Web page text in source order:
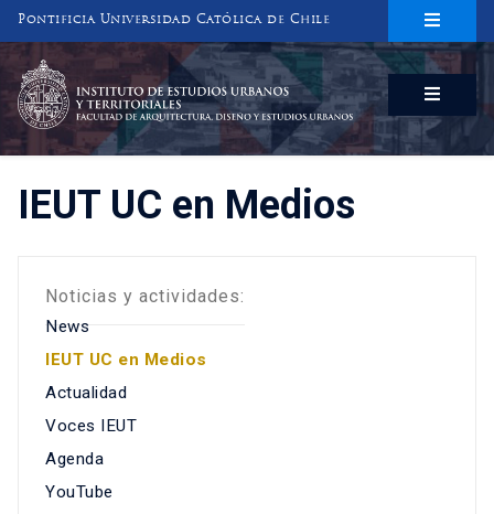
Pontificia Universidad Católica de Chile
INSTITUTO DE ESTUDIOS URBANOS
Y TERRITORIALES
FACULTAD DE ARQUITECTURA, DISEÑO Y ESTUDIOS URBANOS
IEUT UC en Medios
Noticias y actividades:
News
IEUT UC en Medios
Actualidad
Voces IEUT
Agenda
YouTube